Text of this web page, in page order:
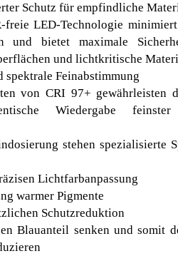
Schutz für empfindliche
LED-Technologie
und bietet maximale
und lichtkritische
spektrale Feinabstimmung
von CRI 97+ gewährleisten
Wiedergabe
stehen spezialisierte
Lichtfarbanpassung
warmer Pigmente
Schutzreduktion
Blauanteil senken und somit